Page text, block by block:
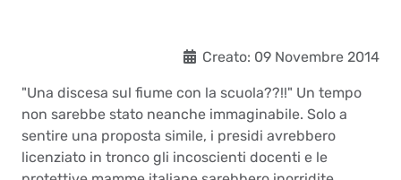
Creato: 09 Novembre 2014
"Una discesa sul fiume con la scuola??!!" Un tempo
non sarebbe stato neanche immaginabile. Solo a
sentire una proposta simile, i presidi avrebbero
licenziato in tronco gli incoscienti docenti e le